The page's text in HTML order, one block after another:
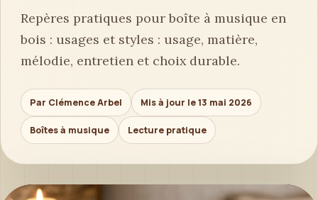
Repères pratiques pour boîte à musique en
bois : usages et styles : usage, matière,
mélodie, entretien et choix durable.
Par Clémence Arbel Mis à jour le 13 mai 2026
Boîtes à musique Lecture pratique